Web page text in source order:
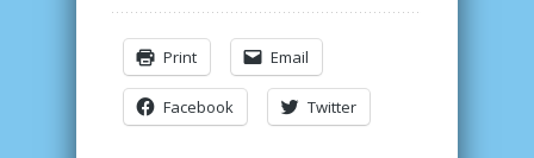
Print Email
Facebook Twitter